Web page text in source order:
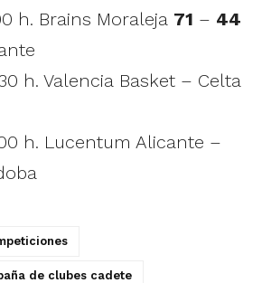
h. Brains Moraleja 71 – 44
h. Valencia Basket – Celta
h. Lucentum Alicante –
de clubes cadete